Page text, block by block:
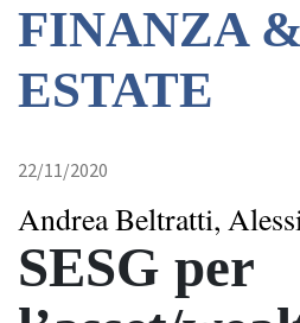
FINANZA
ESTATE
22/11/2020
Andrea Beltratti,
SESG per